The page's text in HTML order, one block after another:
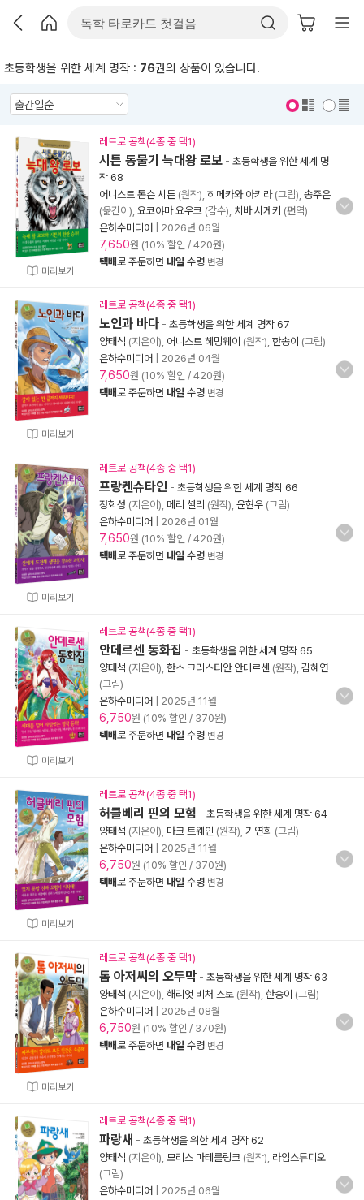
초등학생을 위한 세계 명작 : 76권의 상품이 있습니다.
미리보기
레트로 공책(4종 중 택1)
시튼 동물기 늑대왕 로보 - 초등학생을 위한 세계 명
작 68
어니스트 톰슨 시튼 (원작), 히메카와 아키라(그림), 송주은
(옮긴이), 요코야마 요우코 (감수), 치바 시게키 (편역)
은하수미디어
2026년 06월
7,650원 (10% 할인 / 420원)
택배로 주문하면 내일 수령 변경
미리보기
레트로 공책(4종 중 택1)
노인과 바다 - 초등학생을 위한 세계 명작 67
양태석 (지은이), 어니스트 헤밍웨이 (원작), 한송이 (그림)
은하수미디어
2026년 04월
7,650원 (10% 할인 / 420원)
택배로 주문하면 내일 수령 변경
미리보기
레트로 공책(4종 중 택1)
프랑켄슈타인 - 초등학생을 위한 세계 명작 66
정회성 (지은이), 메리 셸리 (원작), 윤현우 (그림)
은하수미디어
2026년 01월
7,650원 (10% 할인 / 420원)
택배로 주문하면 내일 수령 변경
미리보기
레트로 공책(4종 중 택1)
안데르센 동화집 - 초등학생을 위한 세계 명작 65
양태석 (지은이), 한스 크리스티안 안데르센 (원작), 김혜연
(그림)
은하수미디어
2025년 11월
6,750원 (10% 할인 / 370원)
택배로 주문하면 내일 수령 변경
미리보기
레트로 공책(4종 중 택1)
허클베리 핀의 모험 - 초등학생을 위한 세계 명작 64
양태석 (지은이), 마크 트웨인 (원작), 기연희 (그림)
은하수미디어
2025년 11월
6,750원 (10% 할인 / 370원)
택배로 주문하면 내일 수령 변경
미리보기
레트로 공책(4종 중 택1)
톰 아저씨의 오두막 - 초등학생을 위한 세계 명작 63
양태석 (지은이), 해리엇 비처 스토 (원작), 한송이 (그림)
은하수미디어
2025년 08월
6,750원 (10% 할인 / 370원)
택배로 주문하면 내일 수령 변경
레트로 공책(4종 중 택1)
파랑새 - 초등학생을 위한 세계 명작 62
양태석 (지은이), 모리스 마테를링크 (원작), 라임스튜디오
(그림)
은하수미디어
2025년 06월